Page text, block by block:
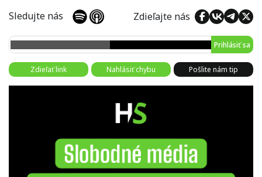
Sledujte nás Zdieľajte nás
Prihlásiť sa
Zdieľať link Nahlásiť chybu Pošlite nám tip